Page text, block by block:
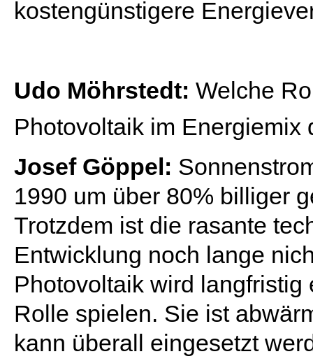
kostengünstigere
Udo Möhrstedt: Welche
Photovoltaik im Energiemix
Josef Göppel:
1990 um über 80% billiger
Trotzdem ist die rasante
Entwicklung noch lange
Photovoltaik wird langfristig
Rolle spielen. Sie ist
kann überall eingesetzt